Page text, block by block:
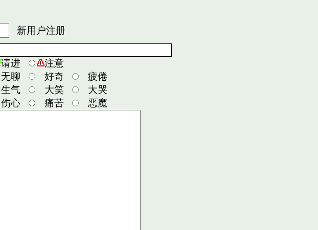
新用户注册
请进
注意
无聊 好奇
疲倦
生气 大笑
大哭
伤心 痛苦 恶魔